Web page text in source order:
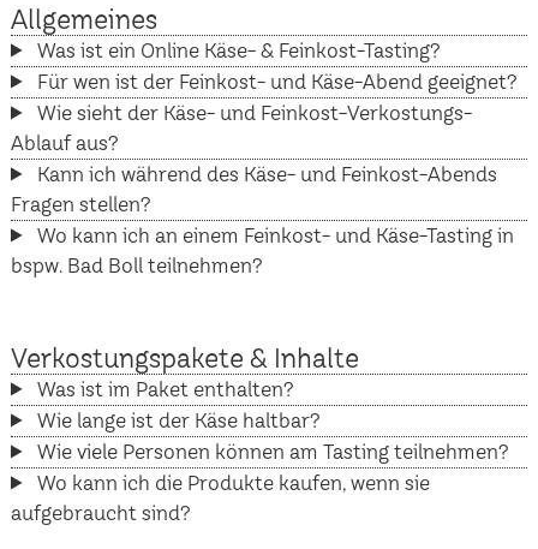
Allgemeines
Was ist ein Online Käse- & Feinkost-Tasting?
Für wen ist der Feinkost- und Käse-Abend geeignet?
Wie sieht der Käse- und Feinkost-Verkostungs-
Ablauf aus?
Kann ich während des Käse- und Feinkost-Abends
Fragen stellen?
Wo kann ich an einem Feinkost- und Käse-Tasting in
bspw. Bad Boll teilnehmen?
Verkostungspakete & Inhalte
Was ist im Paket enthalten?
Wie lange ist der Käse haltbar?
Wie viele Personen können am Tasting teilnehmen?
Wo kann ich die Produkte kaufen, wenn sie
aufgebraucht sind?